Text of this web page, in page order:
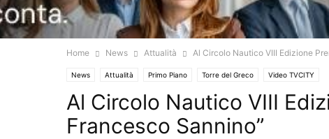
Home News Attualità Al Circolo Nautico VIII Edizione
News Attualità Primo Piano Torre del Greco Video TVCITY
Al Circolo Nautico VIII
Francesco Sannino”